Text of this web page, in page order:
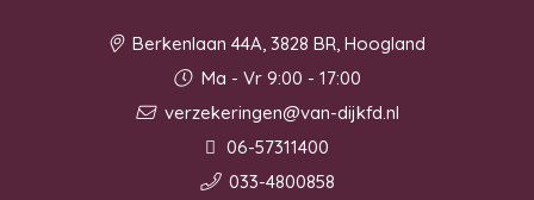
Berkenlaan 44A, 3828 BR, Hoogland
Ma - Vr 9:00 - 17:00
verzekeringen@van-dijkfd.nl
06-57311400
033-4800858